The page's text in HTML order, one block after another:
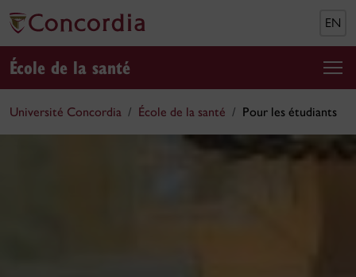
EN
École de la santé
Université Concordia École de la santé Pour les étudiants